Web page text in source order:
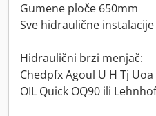
Gumene ploče 650mm
Sve hidraulične
Hidraulični brzi menjač:
Chedpfx Agoul U H Tj Uoa
OIL Quick OQ90 ili